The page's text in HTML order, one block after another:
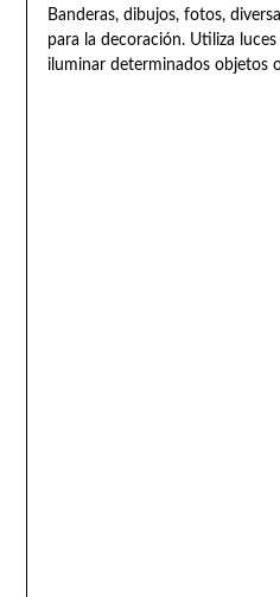
Banderas, dibujos, fotos,
para la decoración. Utiliza
iluminar determinados objetos